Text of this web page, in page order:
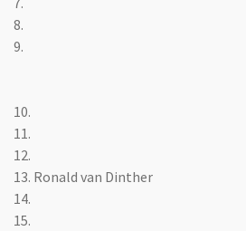
8.
9.
10.
11.
12.
13. Ronald van Dinther
14.
15.